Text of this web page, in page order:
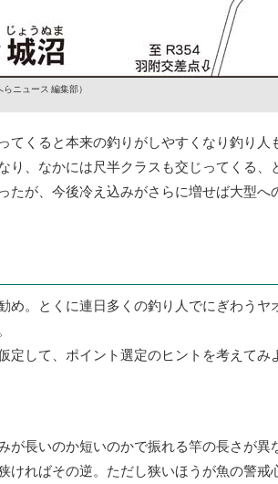
らニュース 編集部）
てくると本来の釣りがしやすくなり釣り人
り、なかには尺半クラスも交じってくる、
たが、今後冷え込みがさらに増せば大型へ
。とくに連日多くの釣り人でにぎわうヤ
定して、ポイント選定のヒントを考えてみ
が長いのか短いのかで振れる竿の長さが異
ければその逆。ただし狭いほうが魚の警戒